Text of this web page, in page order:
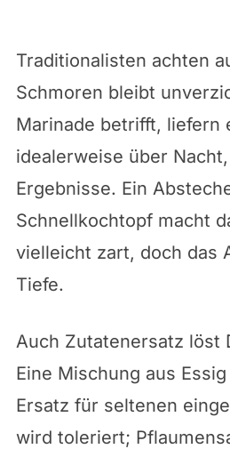
Traditionalisten achten
Schmoren bleibt
Marinade betrifft, liefern
idealerweise über
Ergebnisse. Ein
Schnellkochtopf macht
vielleicht zart, doch das
Tiefe.
Auch Zutatenersatz löst
Eine Mischung aus
Ersatz für seltenen
wird toleriert;